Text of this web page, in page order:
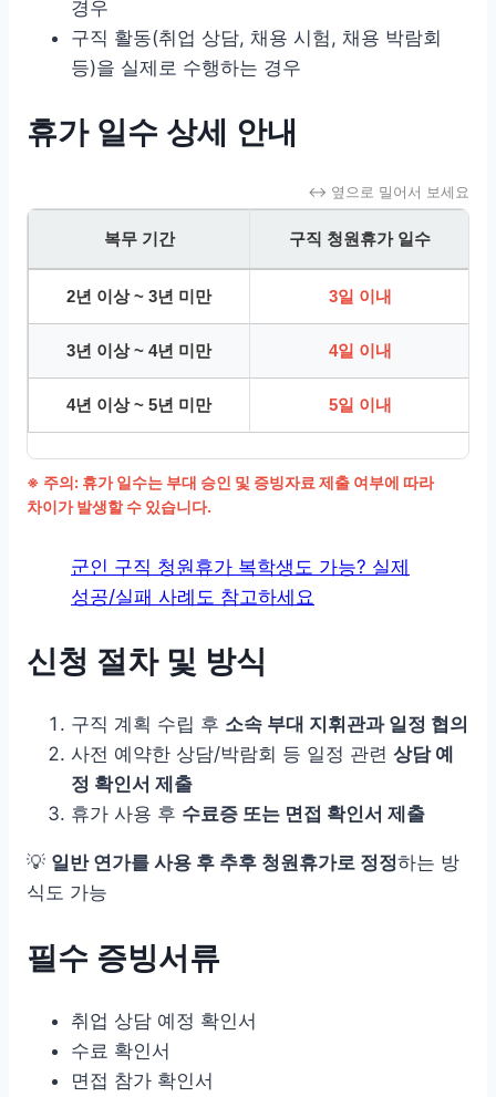
경우
구직 활동(취업 상담, 채용 시험, 채용 박람회
등)을 실제로 수행하는 경우
휴가 일수 상세 안내
↔ 옆으로 밀어서 보세요
복무 기간 구직 청원휴가 일수
2년 이상 ~ 3년 미만 3일 이내
3년 이상 ~ 4년 미만 4일 이내
4년 이상 ~ 5년 미만 5일 이내
※ 주의: 휴가 일수는 부대 승인 및 증빙자료 제출 여부에 따라
차이가 발생할 수 있습니다.
군인 구직 청원휴가 복학생도 가능? 실제
성공/실패 사례도 참고하세요
신청 절차 및 방식
구직 계획 수립 후 소속 부대 지휘관과 일정 협의
사전 예약한 상담/박람회 등 일정 관련 상담 예
정 확인서 제출
휴가 사용 후 수료증 또는 면접 확인서 제출
💡 일반 연가를 사용 후 추후 청원휴가로 정정하는 방
식도 가능
필수 증빙서류
취업 상담 예정 확인서
수료 확인서
면접 참가 확인서